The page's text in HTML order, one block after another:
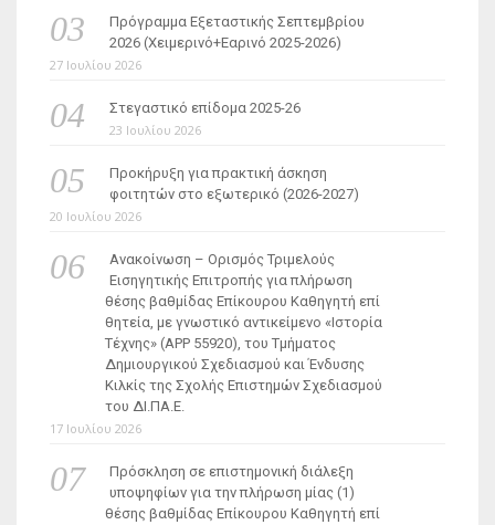
Πρόγραμμα Εξεταστικής Σεπτεμβρίου
2026 (Χειμερινό+Εαρινό 2025-2026)
27 Ιουλίου 2026
Στεγαστικό επίδομα 2025-26
23 Ιουλίου 2026
Προκήρυξη για πρακτική άσκηση
φοιτητών στο εξωτερικό (2026-2027)
20 Ιουλίου 2026
Ανακοίνωση – Ορισμός Τριμελούς
Εισηγητικής Επιτροπής για πλήρωση
θέσης βαθμίδας Επίκουρου Καθηγητή επί
θητεία, με γνωστικό αντικείμενο «Ιστορία
Τέχνης» (ΑΡΡ 55920), του Τμήματος
Δημιουργικού Σχεδιασμού και Ένδυσης
Κιλκίς της Σχολής Επιστημών Σχεδιασμού
του ΔΙ.ΠΑ.Ε.
17 Ιουλίου 2026
Πρόσκληση σε επιστημονική διάλεξη
υποψηφίων για την πλήρωση μίας (1)
θέσης βαθμίδας Επίκουρου Καθηγητή επί